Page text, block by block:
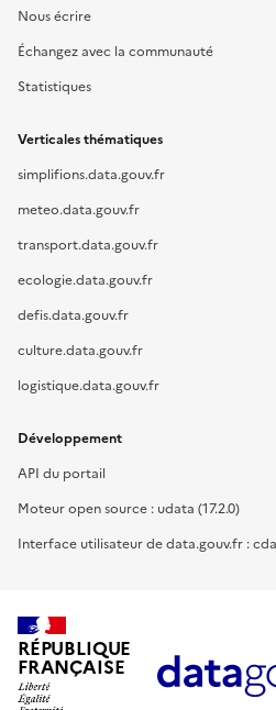
Nous écrire
Échangez avec la communauté
Statistiques
Verticales thématiques
simplifions.data.gouv.fr
meteo.data.gouv.fr
transport.data.gouv.fr
ecologie.data.gouv.fr
defis.data.gouv.fr
culture.data.gouv.fr
logistique.data.gouv.fr
Développement
API du portail
Moteur open source : udata (17.2.0)
Interface utilisateur de data.gouv.fr :
RÉPUBLIQUE
FRANÇAISE